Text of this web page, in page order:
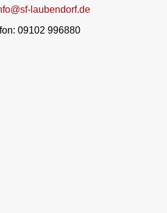
laubendorf.de
09102 996880